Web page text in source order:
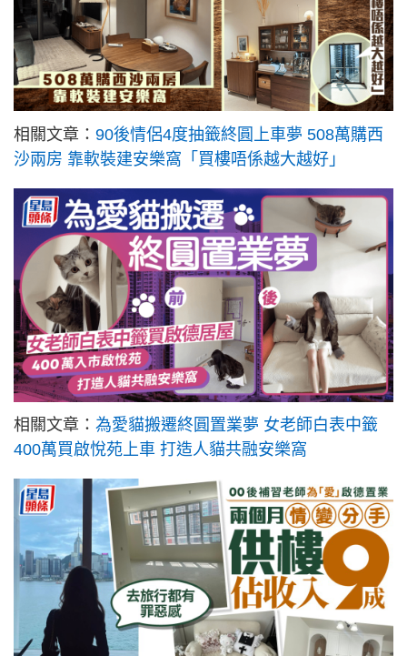
相關文章： 90後情侶4度抽籤終圓上車夢 508萬購西
沙兩房 靠軟裝建安樂窩「買樓唔係越大越好」
相關文章： 為愛貓搬遷終圓置業夢 女老師白表中籤
400萬買啟悅苑上車 打造人貓共融安樂窩